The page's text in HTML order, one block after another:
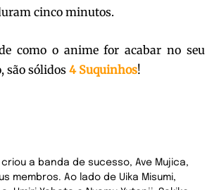
cinco minutos.
como o anime for acabar no seu
são sólidos4 Suquinhos!
criou a banda de sucesso, Ave Mujica,
membros. Ao lado de Uika Misumi,